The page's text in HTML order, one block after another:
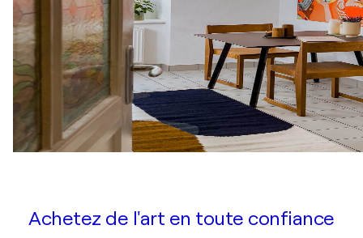
Achetez de l'art en toute confiance